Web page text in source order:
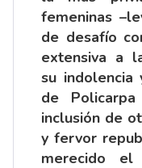
femeninas
de desafío
extensiva a
su indolencia
de
inclusión de
y fervor
merecido